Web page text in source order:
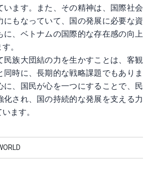
います。また、その精神は、国際社会
にもなっていて、国の発展に必要な資
に、ベトナムの国際的な存在感の向上
。
民族大団結の力を生かすことは、客観
同時に、長期的な戦略課題でもありま
に、国民が心を一つにすることで、民
化され、国の持続的な発展を支える力
ます。